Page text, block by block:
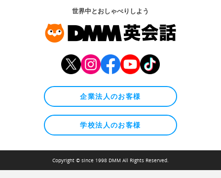
世界中とおしゃべりしよう
企業法人のお客様
学校法人のお客様
Copyright © since 1998 DMM All Rights Reserved.